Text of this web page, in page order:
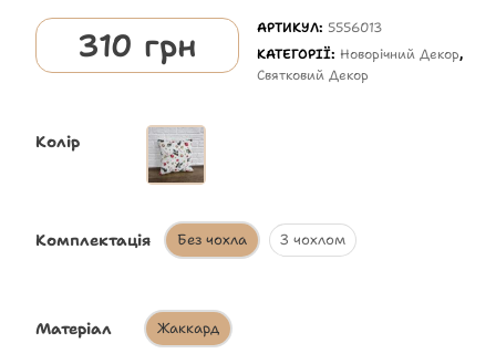
310 грн АРТИКУЛ: 5556013
КАТЕГОРІЇ: Новорічний Декор,
Святковий Декор
Колір
Комплектація Без чохла З чохлом
Матеріал Жаккард